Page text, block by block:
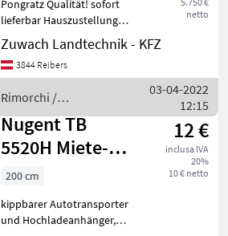
netto
Pongratz Qualität! sofort
lieferbar Hauszustellung
gegen Aufpreis möglich.
Fixpreis Stahlboden
verzinkt 3.500 kg
Stützrad 2 Rampen mi
Zuwach Landtechnik - KFZ
3844 Reibers
Rimorchi /
Pongratz
03-04-2022
12:15
Nugent TB
5520H Miete-
Hochladeanhänger
kippbar
12 €
inclusa IVA
20%
10 € netto
200 cm
kippbarer Autotransporter
und Hochladeanhänger,